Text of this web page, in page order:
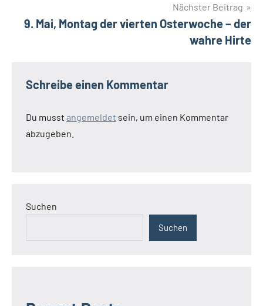
Nächster Beitrag
9. Mai, Montag der vierten Osterwoche – der
wahre Hirte
Schreibe einen Kommentar
Du musst angemeldet sein, um einen Kommentar
abzugeben.
Suchen
Suchen